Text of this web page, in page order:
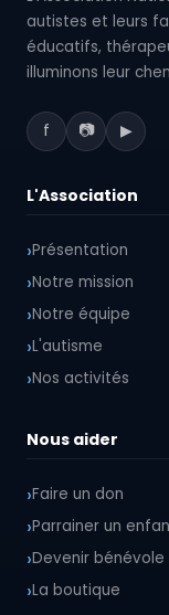
autistes et leurs
éducatifs,
illuminons leur
f 📷 ▶
L'Association
Présentation
Notre mission
Notre équipe
L'autisme
Nos activités
Nous aider
Faire un don
Parrainer un
Devenir bénévole
La boutique